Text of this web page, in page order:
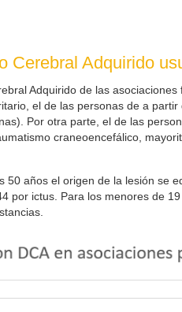
Cerebral Adquirido
Adquirido de las
el de las personas de a
Por otra parte, el de las
craneoencefálico,
50 años el origen de la lesión se
por ictus. Para los menores de